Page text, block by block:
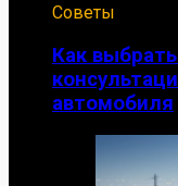
Советы
Как
автомобиля